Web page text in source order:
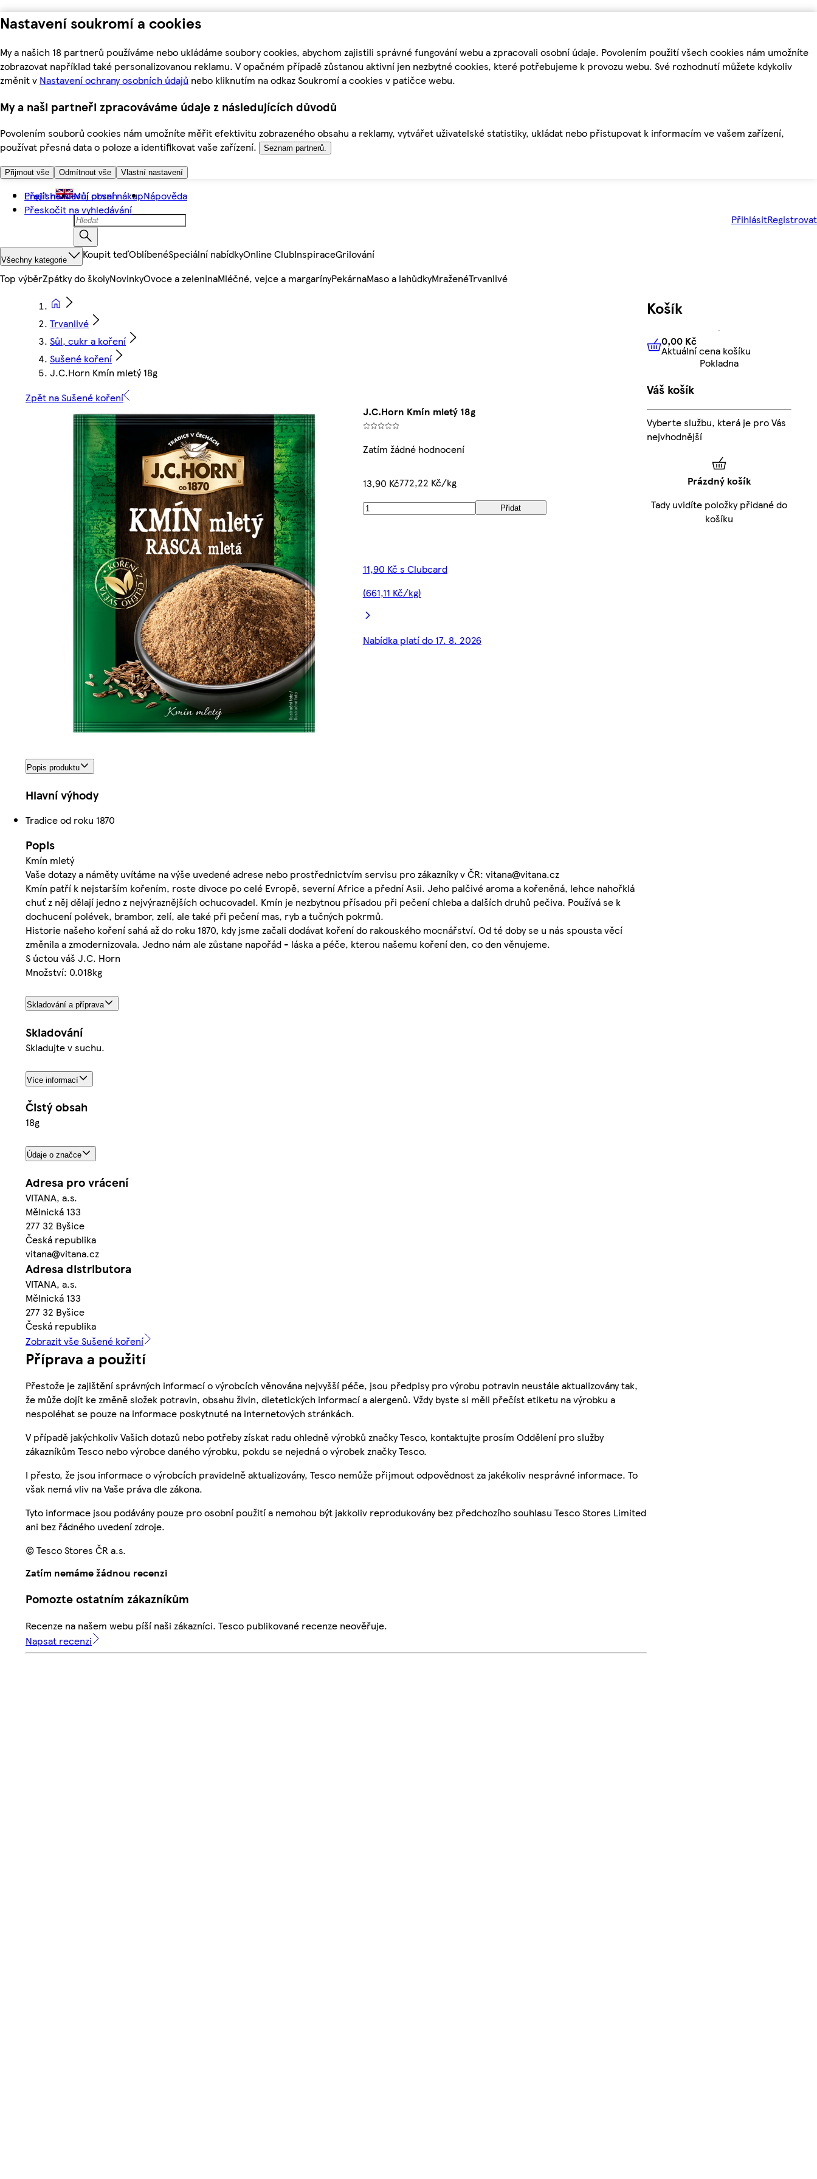
Nastavení soukromí a cookies
My a našich 18 partnerů používáme nebo ukládáme soubory cookies, abychom zajistili správné fungování webu a zpracovali osobní údaje. Povolením použití všech cookies nám umožníte
zobrazovat například také personalizovanou reklamu. V opačném případě zůstanou aktivní jen nezbytné cookies, které potřebujeme k provozu webu. Své rozhodnutí můžete kdykoliv
změnit v Nastavení ochrany osobních údajů nebo kliknutím na odkaz Soukromí a cookies v patičce webu.
My a naši partneři zpracováváme údaje z následujících důvodů
Povolením souborů cookies nám umožníte měřit efektivitu zobrazeného obsahu a reklamy, vytvářet uživatelské statistiky, ukládat nebo přistupovat k informacím ve vašem zařízení,
používat přesná data o poloze a identifikovat vaše zařízení.
Seznam partnerů.
Přijmout vše Odmítnout vše Vlastní nastavení
Přejít na hlavní obsah
Přeskočit na vyhledávání
English Můj první nákupNápověda
PřihlásitRegistrovat
Všechny kategorie Koupit teďOblíbenéSpeciální nabídkyOnline ClubInspiraceGrilování
Top výběrZpátky do školyNovinkyOvoce a zeleninaMléčné, vejce a margarínyPekárnaMaso a lahůdkyMraženéTrvanlivé
Trvanlivé
Sůl, cukr a koření
Sušené koření
J.C.Horn Kmín mletý 18g
Zpět na Sušené koření
J.C.Horn Kmín mletý 18g
Zatím žádné hodnocení
13,90 Kč772,22 Kč/kg
Přidat
11,90 Kč s Clubcard
(661,11 Kč/kg)
Nabídka platí do 17. 8. 2026
Popis produktu
Hlavní výhody
Tradice od roku 1870
Popis
Kmín mletý
Vaše dotazy a náměty uvítáme na výše uvedené adrese nebo prostřednictvím servisu pro zákazníky v ČR: vitana@vitana.cz
Kmín patří k nejstarším kořením, roste divoce po celé Evropě, severní Africe a přední Asii. Jeho palčivé aroma a kořeněná, lehce nahořklá
chuť z něj dělají jedno z nejvýraznějších ochucovadel. Kmín je nezbytnou přísadou při pečení chleba a dalších druhů pečiva. Používá se k
dochucení polévek, brambor, zelí, ale také při pečení mas, ryb a tučných pokrmů.
Historie našeho koření sahá až do roku 1870, kdy jsme začali dodávat koření do rakouského mocnářství. Od té doby se u nás spousta věcí
změnila a zmodernizovala. Jedno nám ale zůstane napořád - láska a péče, kterou našemu koření den, co den věnujeme.
S úctou váš J.C. Horn
Množství: 0.018kg
Skladování a příprava
Skladování
Skladujte v suchu.
Více informací
Čistý obsah
18g
Údaje o značce
Adresa pro vrácení
VITANA, a.s.
Mělnická 133
277 32 Byšice
Česká republika
vitana@vitana.cz
Adresa distributora
VITANA, a.s.
Mělnická 133
277 32 Byšice
Česká republika
Zobrazit vše Sušené koření
Příprava a použití
Přestože je zajištění správných informací o výrobcích věnována nejvyšší péče, jsou předpisy pro výrobu potravin neustále aktualizovány tak,
že může dojít ke změně složek potravin, obsahu živin, dietetických informací a alergenů. Vždy byste si měli přečíst etiketu na výrobku a
nespoléhat se pouze na informace poskytnuté na internetových stránkách.
V případě jakýchkoliv Vašich dotazů nebo potřeby získat radu ohledně výrobků značky Tesco, kontaktujte prosím Oddělení pro služby
zákazníkům Tesco nebo výrobce daného výrobku, pokdu se nejedná o výrobek značky Tesco.
I přesto, že jsou informace o výrobcích pravidelně aktualizovány, Tesco nemůže přijmout odpovědnost za jakékoliv nesprávné informace. To
však nemá vliv na Vaše práva dle zákona.
Tyto informace jsou podávány pouze pro osobní použití a nemohou být jakkoliv reprodukovány bez předchozího souhlasu Tesco Stores Limited
ani bez řádného uvedení zdroje.
© Tesco Stores ČR a.s.
Zatím nemáme žádnou recenzi
Pomozte ostatním zákazníkům
Recenze na našem webu píší naši zákazníci. Tesco publikované recenze neověřuje.
Napsat recenzi
Košík
0,00 KčAktuální cena košíku
0,00 Kč
Aktuální cena košíku
Pokladna
Váš košík
Vyberte službu, která je pro Vás
nejvhodnější
Prázdný košík
Tady uvidíte položky přidané do
košíku